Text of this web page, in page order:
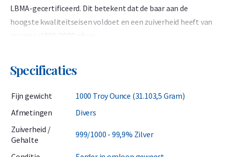
LBMA-gecertificeerd. Dit betekent dat de baar aan de
hoogste kwaliteitseisen voldoet en een zuiverheid heeft van
minimaal 999/1000 zilver.
opgeslagen in Singapore, waardoor u geen 21% btw betaalt
in Nederland. Daarnaast zijn de productiekosten per kilo
lager doordat het een grotere baar betreft, waardoor u een
de baar extra interessant voor beleggers.
Specificaties
Fijn gewicht
1000 Troy Ounce (31.103,5 Gram)
Afmetingen
Divers
Zuiverheid /
Gehalte
999/1000 - 99,9% Zilver